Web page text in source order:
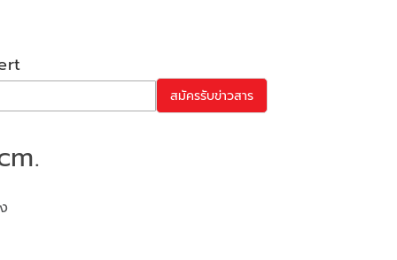
สมัครรับข่าวสาร